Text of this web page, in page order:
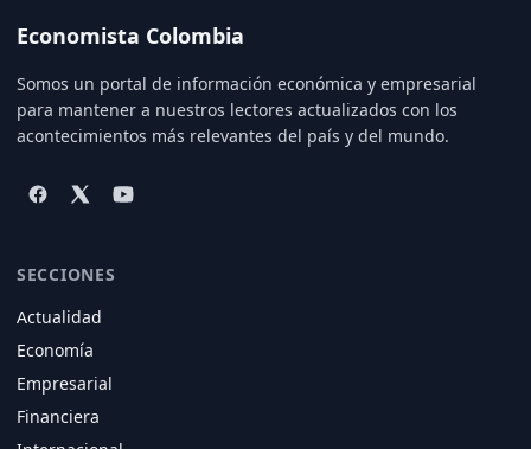
Economista Colombia
Somos un portal de información económica y empresarial
para mantener a nuestros lectores actualizados con los
acontecimientos más relevantes del país y del mundo.
SECCIONES
Actualidad
Economía
Empresarial
Financiera